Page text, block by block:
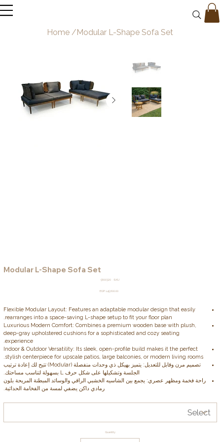
Home /Modular L-Shape Sofa Set
Modular L-Shape Sofa Set
SKU:
SKU
5600320
Price
EGP 145,600.00
Flexible Modular Layout: Features an adaptable modular design that easily
rearranges into a space-saving L-shape setup to fit your floor plan.
Luxurious Modern Comfort: Combines a premium wooden base with plush,
deep-gray upholstered cushions for a sophisticated and cozy seating
experience.
Indoor & Outdoor Versatility: Its sleek, open-profile build makes it the perfect
stylish centerpiece for upscale patios, large balconies, or modern living rooms.
تصميم مرن وقابل للتعديل: يتميز بهيكل ذي وحدات منفصلة (Modular) تتيح لك إعادة ترتيب
الجلسة وتشكيلها على شكل حرف L بسهولة لتناسب مساحتك.
راحة فخمة ومظهر عصري: يجمع بين الشاسيه الخشبي الراقي والوسائد المبطنة المريحة بلون
رمادي داكن يضفي لمسة من الفخامة الحداثية.
الشرفات الواسعة، أو غرف المعيشة المودرن.
Quantity